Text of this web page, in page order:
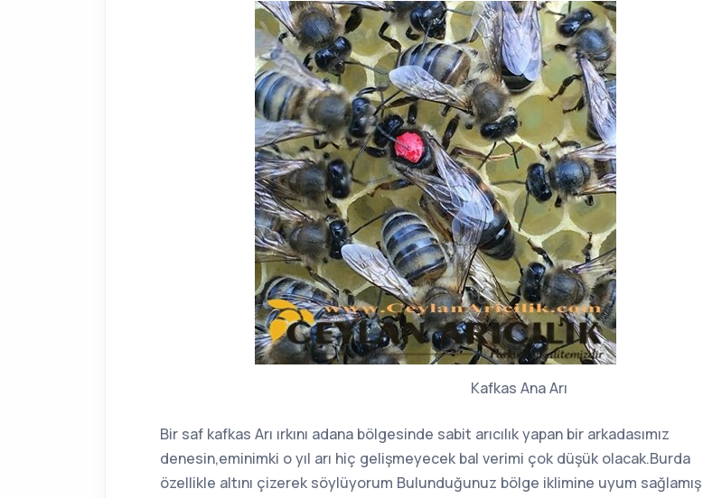
Kafkas Ana Arı
Bir saf kafkas Arı ırkını adana bölgesinde sabit arıcılık yapan bir arkadasımız
denesin,eminimki o yıl arı hiç gelişmeyecek bal verimi çok düşük olacak.Burda
özellikle altını çizerek söylüyorum Bulunduğunuz bölge iklimine uyum sağlamış